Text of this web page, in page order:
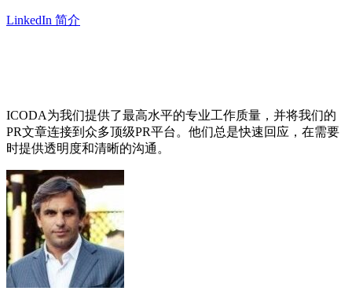
LinkedIn 简介
ICODA为我们提供了最高水平的专业工作质量，并将我们的
PR文章连接到众多顶级PR平台。他们总是快速回应，在需要
时提供透明度和清晰的沟通。